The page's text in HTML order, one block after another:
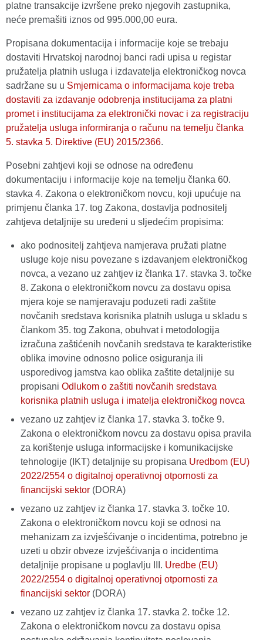
platne transakcije izvršene preko njegovih zastupnika,
neće premašiti iznos od 995.000,00 eura.
Propisana dokumentacija i informacije koje se trebaju
dostaviti Hrvatskoj narodnoj banci radi upisa u registar
pružatelja platnih usluga i izdavatelja elektroničkog novca
sadržane su u Smjernicama o informacijama koje treba
dostaviti za izdavanje odobrenja institucijama za platni
promet i institucijama za elektronički novac i za registraciju
pružatelja usluga informiranja o računu na temelju članka
5. stavka 5. Direktive (EU) 2015/2366.
Posebni zahtjevi koji se odnose na određenu
dokumentaciju i informacije koje na temelju članka 60.
stavka 4. Zakona o elektroničkom novcu, koji upućuje na
primjenu članka 17. tog Zakona, dostavlja podnositelj
zahtjeva detaljnije su uređeni u sljedećim propisima:
ako podnositelj zahtjeva namjerava pružati platne
usluge koje nisu povezane s izdavanjem elektroničkog
novca, a vezano uz zahtjev iz članka 17. stavka 3. točke
8. Zakona o elektroničkom novcu za dostavu opisa
mjera koje se namjeravaju poduzeti radi zaštite
novčanih sredstava korisnika platnih usluga u skladu s
člankom 35. tog Zakona, obuhvat i metodologija
izračuna zaštićenih novčanih sredstava te karakteristike
oblika imovine odnosno police osiguranja ili
usporedivog jamstva kao oblika zaštite detaljnije su
propisani Odlukom o zaštiti novčanih sredstava
korisnika platnih usluga i imatelja elektroničkog novca
vezano uz zahtjev iz članka 17. stavka 3. točke 9.
Zakona o elektroničkom novcu za dostavu opisa pravila
za korištenje usluga informacijske i komunikacijske
tehnologije (IKT) detaljnije su propisana Uredbom (EU)
2022/2554 o digitalnoj operativnoj otpornosti za
financijski sektor (DORA)
vezano uz zahtjev iz članka 17. stavka 3. točke 10.
Zakona o elektroničkom novcu koji se odnosi na
mehanizam za izvješćivanje o incidentima, potrebno je
uzeti u obzir obveze izvješćivanja o incidentima
detaljnije propisane u poglavlju III. Uredbe (EU)
2022/2554 o digitalnoj operativnoj otpornosti za
financijski sektor (DORA)
vezano uz zahtjev iz članka 17. stavka 2. točke 12.
Zakona o elektroničkom novcu za dostavu opisa